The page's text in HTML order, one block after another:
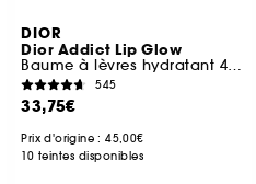
DIOR
Dior Addict Lip Glow
Baume à lèvres hydratant 48 h, couleur activée par le pH
545
33,75€
Prix d'origine : 45,00€
10 teintes disponibles